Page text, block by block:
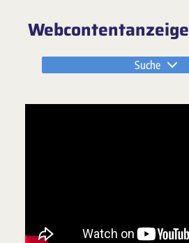
Webcontentanzeige
Suche